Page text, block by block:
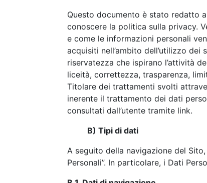
Viaggio Premio
Contattaci
Area Riservata
Questo documento è stato redatto
conoscere la politica sulla privacy.
e come le informazioni personali
acquisiti nell’ambito dell’utilizzo
riservatezza che ispirano l’attività
liceità, correttezza, trasparenza,
Titolare dei trattamenti svolti
inerente il trattamento dei dati
consultati dall’utente tramite link.
B) Tipi di dati
A seguito della navigazione del
Personali”. In particolare, i Dati